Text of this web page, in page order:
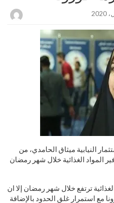
النيابية ميثاق الحامدي، من
المواد الغذائية خلال شهر رمضان
ترتفع خلال شهر رمضان إلا ان
استمرار غلق الحدود بالإضافة